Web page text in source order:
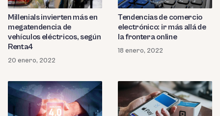
Millenials invierten más en
megatendencia de
vehículos eléctricos, según
Renta4
20 enero, 2022
Tendencias de comercio
electrónico: ir más allá de
la frontera online
18 enero, 2022